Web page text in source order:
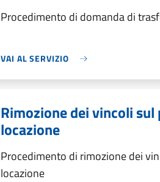
Procedimento di domanda di
VAI AL SERVIZIO
Rimozione dei vincoli sul
locazione
Procedimento di rimozione dei
locazione